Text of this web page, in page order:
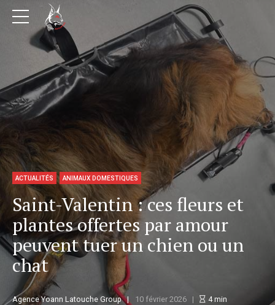
ACTUALITÉS ANIMAUX DOMESTIQUES
Saint-Valentin : ces fleurs et
plantes offertes par amour
peuvent tuer un chien ou un
chat
Agence Yoann Latouche Group 10 février 2026 4min